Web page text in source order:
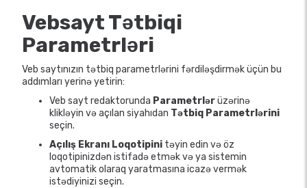
Vebsayt Tətbiqi
Parametrləri
Veb saytınızın tətbiq parametrlərini fərdiləşdirmək üçün bu
addımları yerinə yetirin:
Veb sayt redaktorunda Parametrlərüzərinə
klikləyin və açılan siyahıdan Tətbiq Parametrlərini
seçin.
Açılış Ekranı Loqotipini təyin edin və öz
loqotipinizdən istifadə etmək və ya sistemin
avtomatik olaraq yaratmasına icazə vermək
istədiyinizi seçin.